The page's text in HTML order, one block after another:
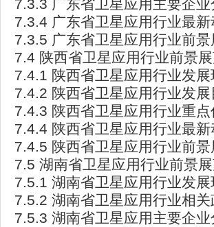
7.3.3 广东省卫星应用主要企业
7.3.4 广东省卫星应用行业最新
7.3.5 广东省卫星应用行业前景
7.4 陕西省卫星应用行业前景
7.4.1 陕西省卫星应用行业发展
7.4.2 陕西省卫星应用行业发展
7.4.3 陕西省卫星应用行业重点
7.4.4 陕西省卫星应用行业最新
7.4.5 陕西省卫星应用行业前景
7.5 湖南省卫星应用行业前景
7.5.1 湖南省卫星应用行业发展
7.5.2 湖南省卫星应用行业相关
7.5.3 湖南省卫星应用主要企业